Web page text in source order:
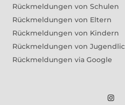
Rückmeldungen von Schulen
Rückmeldungen von Eltern
Rückmeldungen von Kindern
Rückmeldungen von
Rückmeldungen via Google